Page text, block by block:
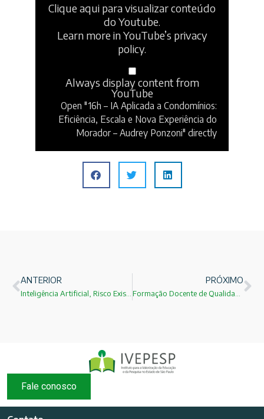
Clique aqui para visualizar conteúdo
do Youtube.
Learn more inYouTube’s privacy
policy.
Always display content from
YouTube
Open "16h – IA Aplicada a Condomínios:
Eficiência, Escala e Nova Experiência do
Morador – Audrey Ponzoni" directly
ANTERIOR PRÓXIMO
Fale conosco